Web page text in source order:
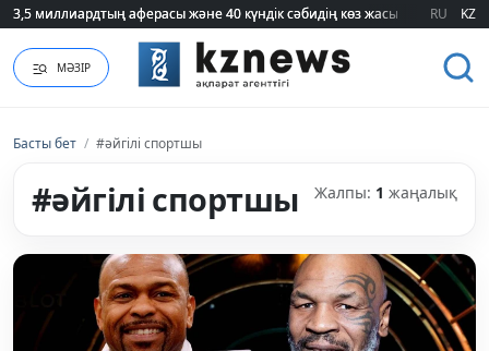
3,5 миллиардтың аферасы және 40 күндік сәбидің көз жасы:
3,5 миллиардтың аферасы және 40 күндік сәбидің көз жасы: RU KZ
МӘЗІР
Басты бет / #әйгілі спортшы
#әйгілі спортшы Жалпы: 1 жаңалық